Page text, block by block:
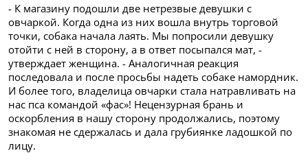
- К магазину подошли две нетрезвые девушки с
овчаркой. Когда одна из них вошла внутрь торговой
точки, собака начала лаять. Мы попросили девушку
отойти с ней в сторону, а в ответ посыпался мат, -
утверждает женщина. - Аналогичная реакция
последовала и после просьбы надеть собаке намордник.
И более того, владелица овчарки стала натравливать на
нас пса командой «фас»! Нецензурная брань и
оскорбления в нашу сторону продолжались, поэтому
знакомая не сдержалась и дала грубиянке ладошкой по
лицу.